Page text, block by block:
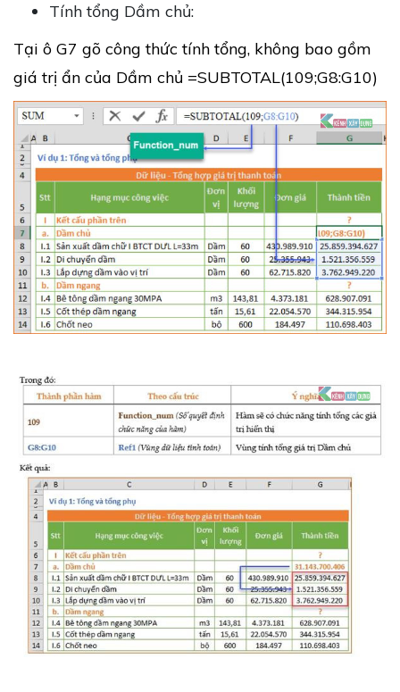
Tính tổng Dầm chủ:
Tại ô G7 gõ công thức tính tổng, không bao gồm
giá trị ẩn của Dầm chủ =SUBTOTAL(109;G8:G10)